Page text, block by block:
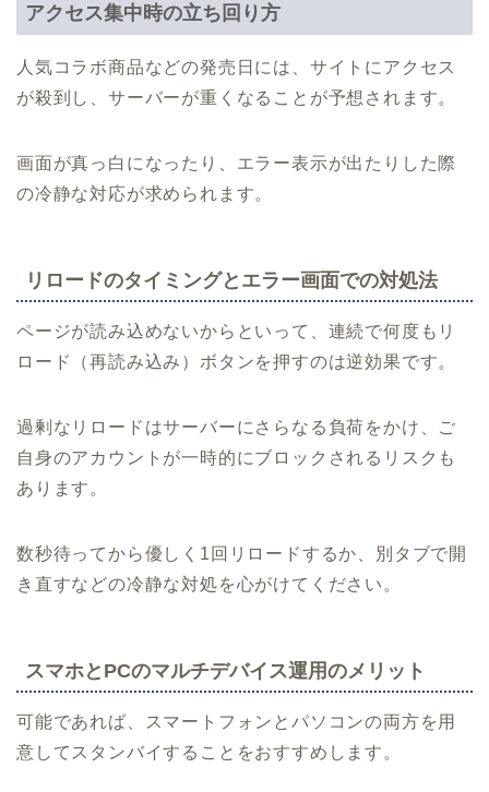
アクセス集中時の立ち回り方
人気コラボ商品などの発売日には、サイトにアクセス
が殺到し、サーバーが重くなることが予想されます。
画面が真っ白になったり、エラー表示が出たりした際
の冷静な対応が求められます。
リロードのタイミングとエラー画面での対処法
ページが読み込めないからといって、連続で何度もリ
ロード（再読み込み）ボタンを押すのは逆効果です。
過剰なリロードはサーバーにさらなる負荷をかけ、ご
自身のアカウントが一時的にブロックされるリスクも
あります。
数秒待ってから優しく1回リロードするか、別タブで開
き直すなどの冷静な対処を心がけてください。
スマホとPCのマルチデバイス運用のメリット
可能であれば、スマートフォンとパソコンの両方を用
意してスタンバイすることをおすすめします。